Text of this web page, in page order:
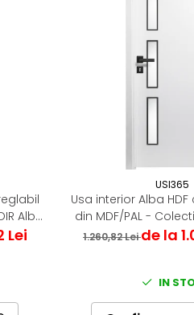
Alb
Lei
USI365
Usa interior Alba
din MDF/PAL -
7.3
1.260,82 Leide la
IN